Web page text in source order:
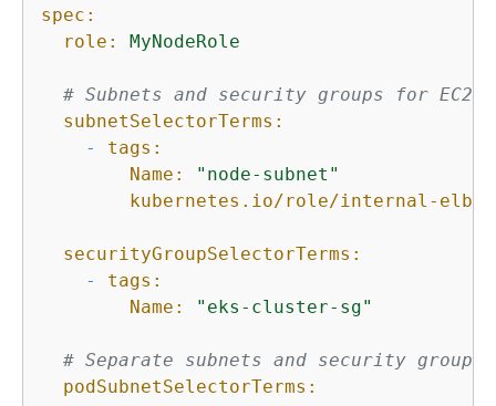
spec:
role:
MyNodeRole
# Subnets and security groups for EC2
subnetSelectorTerms:
-
tags:
Name:
"node-subnet"
kubernetes.io/role/internal-elb:
securityGroupSelectorTerms:
-
tags:
Name:
"eks-cluster-sg"
# Separate subnets and security groups
podSubnetSelectorTerms: